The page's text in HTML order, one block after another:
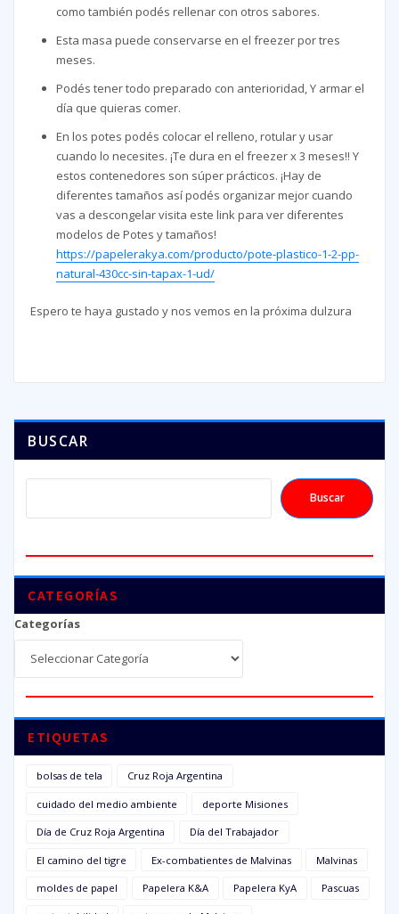
como también podés rellenar con otros sabores.
Esta masa puede conservarse en el freezer por tres
meses.
Podés tener todo preparado con anterioridad, Y armar el
día que quieras comer.
En los potes podés colocar el relleno, rotular y usar
cuando lo necesites. ¡Te dura en el freezer x 3 meses!! Y
estos contenedores son súper prácticos. ¡Hay de
diferentes tamaños así podés organizar mejor cuando
vas a descongelar visita este link para ver diferentes
modelos de Potes y tamaños!
https://papelerakya.com/producto/pote-plastico-1-2-pp-
natural-430cc-sin-tapax-1-ud/
Espero te haya gustado y nos vemos en la próxima dulzura
BUSCAR
Buscar
CATEGORÍAS
Categorías
ETIQUETAS
bolsas de tela Cruz Roja Argentina
cuidado del medio ambiente deporte Misiones
Día de Cruz Roja Argentina Día del Trabajador
El camino del tigre Ex-combatientes de Malvinas Malvinas
moldes de papel Papelera K&A Papelera KyA Pascuas